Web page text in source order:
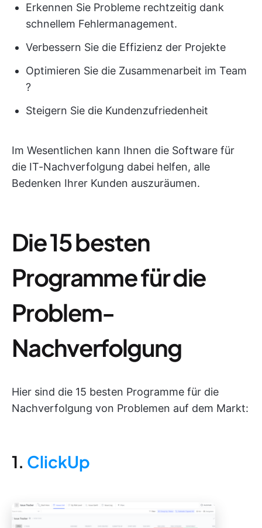
Erkennen Sie Probleme rechtzeitig dank
schnellem Fehlermanagement.
Verbessern Sie die Effizienz der Projekte
Optimieren Sie die Zusammenarbeit im Team
?
Steigern Sie die Kundenzufriedenheit
Im Wesentlichen kann Ihnen die Software für
die IT-Nachverfolgung dabei helfen, alle
Bedenken Ihrer Kunden auszuräumen.
Die 15 besten
Programme für die
Problem-
Nachverfolgung
Hier sind die 15 besten Programme für die
Nachverfolgung von Problemen auf dem Markt:
1. ClickUp